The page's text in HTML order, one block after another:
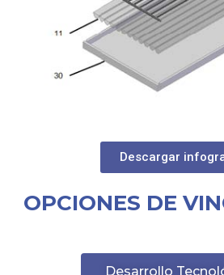
Descargar
OPCIONES DE
Desarrollo